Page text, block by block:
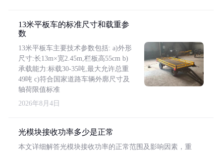
13米平板车的标准尺寸和载重参
数
13米平板车主要技术参数包括: a)外形
尺寸:长13m×宽2.45m,栏板高55cm b)
承载能力:标载30-35吨,最大允许总重
49吨 c)符合国家道路车辆外廓尺寸及
轴荷限值标准
2026年8月4日
光模块接收功率多少是正常
本文详细解答光模块接收功率的正常范围及影响因素，重